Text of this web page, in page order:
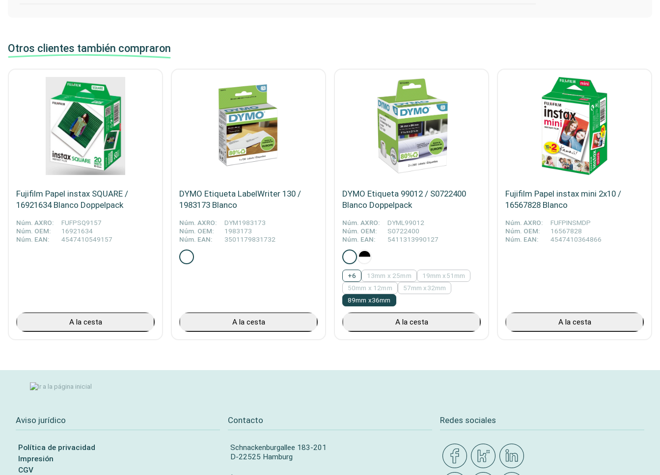
Otros clientes también compraron
Fujifilm Papel instax SQUARE /
16921634 Blanco Doppelpack
Núm. AXRO:
FUFPSQ9157
Núm. OEM:
16921634
Núm. EAN:
4547410549157
A la cesta
DYMO Etiqueta LabelWriter 130 /
1983173 Blanco
Núm. AXRO:
DYM1983173
Núm. OEM:
1983173
Núm. EAN:
3501179831732
A la cesta
DYMO Etiqueta 99012 / S0722400
Blanco Doppelpack
Núm. AXRO:
DYML99012
Núm. OEM:
S0722400
Núm. EAN:
5411313990127
13mm x 25mm
19mm x51mm
50mm x 12mm
57mm x32mm
89mm x36mm
+6
A la cesta
Fujifilm Papel instax mini 2x10 /
16567828 Blanco
Núm. AXRO:
FUFPINSMDP
Núm. OEM:
16567828
Núm. EAN:
4547410364866
A la cesta
Aviso jurídico
Política de privacidad
Impresión
CGV
Contacto
Schnackenburgallee 183-201
D-22525 Hamburg
Redes sociales